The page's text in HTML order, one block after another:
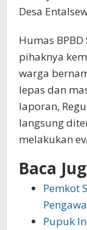
Desa
Humas
pihaknya
warga
lepas dan
laporan,
langsung
melakukan
Baca
Pemkot
Pupuk